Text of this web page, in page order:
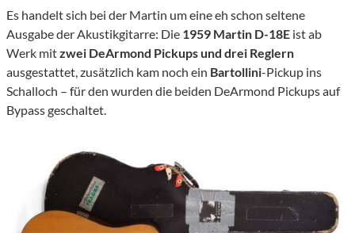
Es handelt sich bei der Martin um eine eh schon seltene
Ausgabe der Akustikgitarre: Die 1959 Martin D-18E ist ab
Werk mitzwei DeArmond Pickups und drei Reglern
ausgestattet, zusätzlich kam noch ein Bartollini-Pickup ins
Schalloch – für den wurden die beiden DeArmond Pickups auf
Bypass geschaltet.